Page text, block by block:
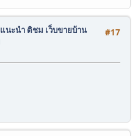
#17
นะนำ ติชม เว็บขายบ้าน